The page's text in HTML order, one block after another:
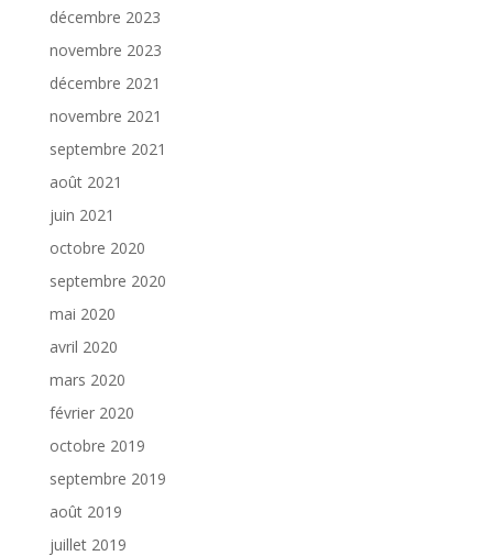
décembre 2023
novembre 2023
décembre 2021
novembre 2021
septembre 2021
août 2021
juin 2021
octobre 2020
septembre 2020
mai 2020
avril 2020
mars 2020
février 2020
octobre 2019
septembre 2019
août 2019
juillet 2019